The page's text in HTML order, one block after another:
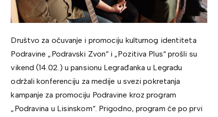
Društvo za očuvanje i promociju kulturnog identiteta
Podravine „Podravski Zvon“ i „Pozitiva Plus“ prošli su
vikend (14.02.) u pansionu Legrađanka u Legradu
održali konferenciju za medije u svezi pokretanja
kampanje za promociju Podravine kroz program
„Podravina u Lisinskom“. Prigodno, program će po prvi